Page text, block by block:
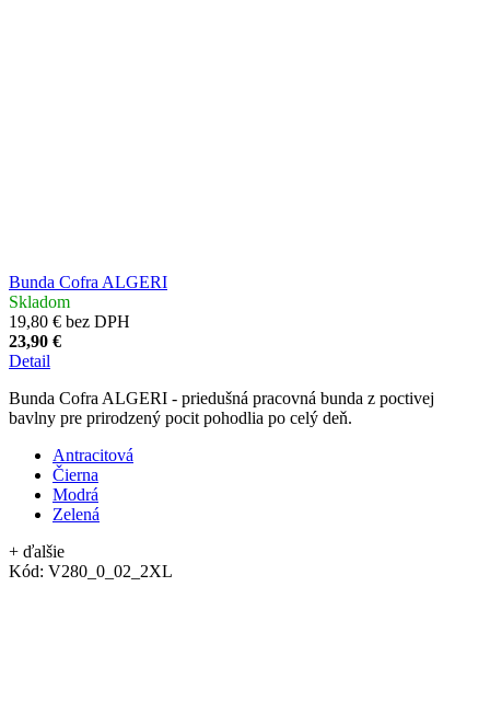
Bunda Cofra ALGERI
Skladom
19,80 € bez DPH
23,90 €
Detail
Bunda Cofra ALGERI - priedušná pracovná bunda z poctivej
bavlny pre prirodzený pocit pohodlia po celý deň.
Antracitová
Čierna
Modrá
Zelená
+ ďalšie
Kód: V280_0_02_2XL